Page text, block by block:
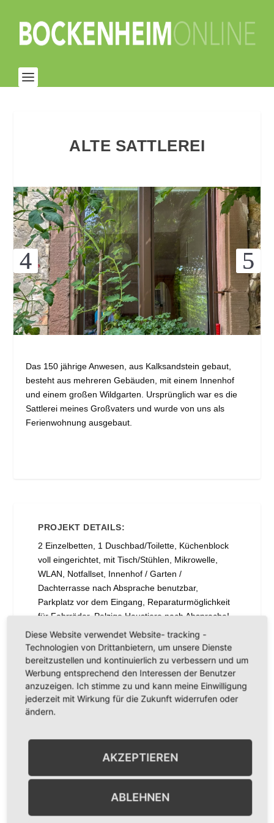
ALTE SATTLEREI
Das 150 jährige Anwesen, aus Kalksandstein gebaut,
besteht aus mehreren Gebäuden, mit einem Innenhof
und einem großen Wildgarten. Ursprünglich war es die
Sattlerei meines Großvaters und wurde von uns als
Ferienwohnung ausgebaut.
PROJEKT DETAILS:
2 Einzelbetten, 1 Duschbad/Toilette, Küchenblock
voll eingerichtet, mit Tisch/Stühlen, Mikrowelle,
WLAN, Notfallset, Innenhof / Garten /
Dachterrasse nach Absprache benutzbar,
Parkplatz vor dem Eingang, Reparaturmöglichkeit
für Fahrräder, Pelzige Haustiere nach Absprache!
Nichtraucher Wohnung! Gasheizung,
Barrierereduzierte Wohnung.
Sehen Sie sich das Projekt an
ANSTEHENDE VERANSTALTUNGEN
8
SELMA KLINGEL
Diese Website verwendet Website- tracking -
Technologien von Drittanbietern, um unsere Dienste
bereitzustellen und kontinuierlich zu verbessern und um
Werbung entsprechend den Interessen der Benutzer
anzuzeigen. Ich stimme zu und kann meine Einwilligung
jederzeit mit Wirkung für die Zukunft widerrufen oder
ändern.
AKZEPTIEREN
ABLEHNEN